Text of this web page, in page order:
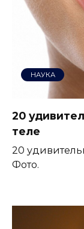
НАУКА
20
теле
20
Фото.